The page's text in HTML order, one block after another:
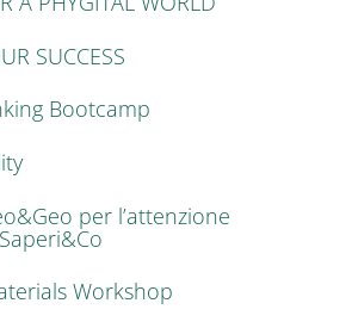
SUCCESS
Bootcamp
per l’attenzione
Workshop